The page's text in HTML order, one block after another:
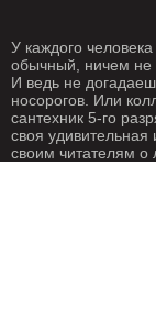
У каждого
обычный, ничем не
И ведь не
носорогов. Или
сантехник 5-го
своя удивительная
своим читателям